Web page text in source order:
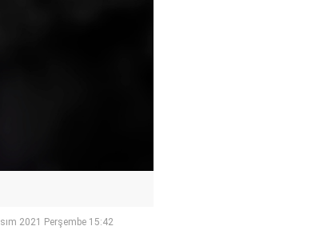
2021 Perşembe 15:42